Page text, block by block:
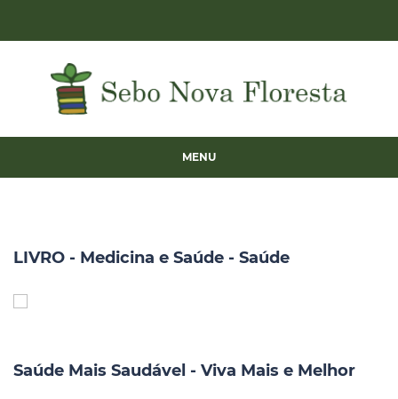
MENU
LIVRO - Medicina e Saúde - Saúde
Saúde Mais Saudável - Viva Mais e Melhor